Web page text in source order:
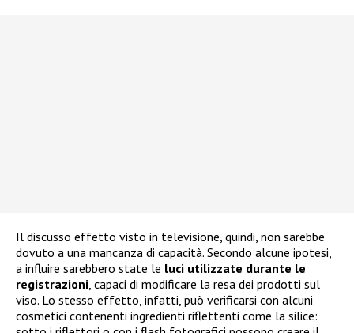
Il discusso effetto visto in televisione, quindi, non sarebbe
dovuto a una mancanza di capacità. Secondo alcune ipotesi,
a influire sarebbero state le luci utilizzate durante le
registrazioni , capaci di modificare la resa dei prodotti sul
viso. Lo stesso effetto, infatti, può verificarsi con alcuni
cosmetici contenenti ingredienti riflettenti come la silice: